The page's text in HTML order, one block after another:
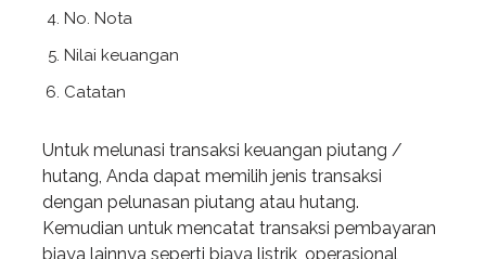
No. Nota
Nilai keuangan
Catatan
Untuk melunasi transaksi keuangan piutang /
hutang, Anda dapat memilih jenis transaksi
dengan pelunasan piutang atau hutang.
Kemudian untuk mencatat transaksi pembayaran
biaya lainnya seperti biaya listrik, operasional